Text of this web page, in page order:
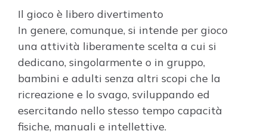
Il gioco è libero divertimento
In genere, comunque, si intende per gioco
una attività liberamente scelta a cui si
dedicano, singolarmente o in gruppo,
bambini e adulti senza altri scopi che la
ricreazione e lo svago, sviluppando ed
esercitando nello stesso tempo capacità
fisiche, manuali e intellettive.